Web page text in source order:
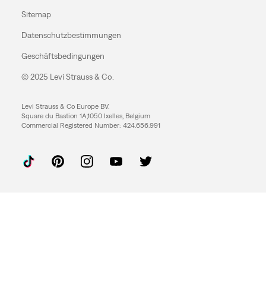
Sitemap
Datenschutzbestimmungen
Geschäftsbedingungen
© 2025 Levi Strauss & Co.
Levi Strauss & Co Europe BV.
Square du Bastion 1A,1050 Ixelles, Belgium
Commercial Registered Number: 424.656.991